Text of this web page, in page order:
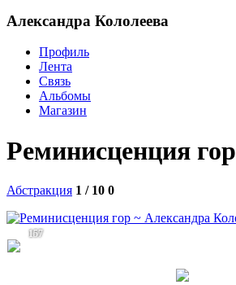
Александра Кололеева
Профиль
Лента
Связь
Альбомы
Магазин
Реминисценция гор
Абстракция 1 / 10 0
157